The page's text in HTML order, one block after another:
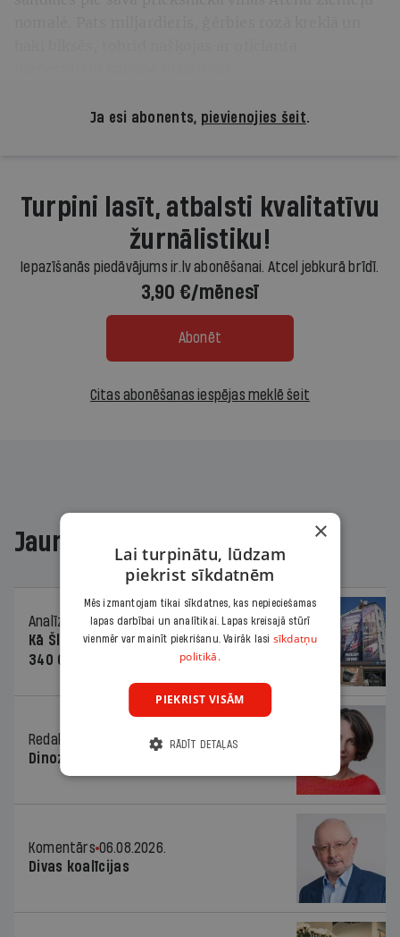
Ja esi abonents, pievienojies šeit.
Turpini lasīt, atbalsti kvalitatīvu
žurnālistiku!
Iepazīšanās piedāvājums ir.lv abonēšanai. Atcel jebkurā brīdī.
3,90 €/mēnesī
Abonēt
Citas abonēšanas iespējas meklē šeit
Jaunākajā žurnālā
Analīze
06.08.2026.
Kā Šlesera partija palika nesodīta par
340 000 vērtu reklāmas kampaņu
Redaktores sleja
06.08.2026.
Dinozaura triks
Komentārs 06.08.2026.
Divas koalīcijas
×
Lai turpinātu, lūdzam
piekrist sīkdatnēm
Mēs izmantojam tikai sīkdatnes, kas nepieciešamas
lapas darbībai un analītikai. Lapas kreisajā stūrī
vienmēr var mainīt piekrišanu. Vairāk lasi sīkdatņu
politikā.
PIEKRIST VISĀM
RĀDĪT DETAĻAS